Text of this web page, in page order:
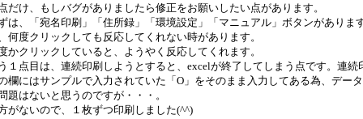
だけ、もしバグがありましたら修正をお願いしたい点があります。
は、「宛名印刷」「住所録」「環境設定」「マニュアル」ボタンがありま
何度クリックしても反応してくれない時があります。
かクリックしていると、ようやく反応してくれます。
１点目は、連続印刷しようとすると、excelが終了してしまう点です。連続
欄にはサンプルで入力されていた「O」をそのまま入力してある為、デー
題はないと思うのですが・・・。
がないので、１枚ずつ印刷しました(^^)